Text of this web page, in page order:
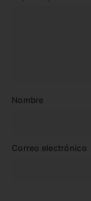
Nombre
Correo electrónico